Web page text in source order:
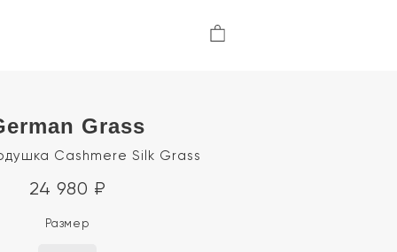
Grass
Cashmere Silk Grass
24 980 ₽
Размер